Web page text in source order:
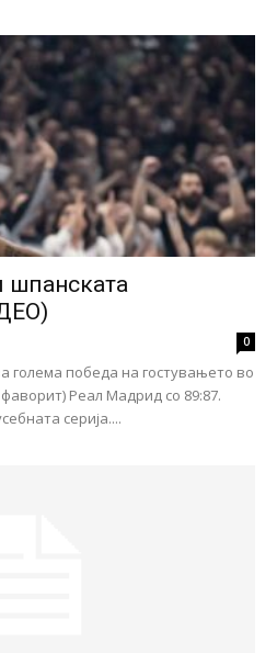
шпанската
0
голема победа на гостувањето во
Реал Мадрид со 89:87.
серија....